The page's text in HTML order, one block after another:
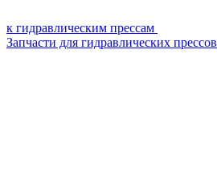
к гидравлическим прессам
Запчасти для гидравлических прессов